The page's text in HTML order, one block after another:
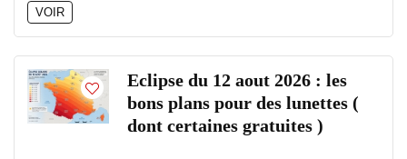
VOIR
Eclipse du 12 aout 2026 : les
bons plans pour des lunettes (
dont certaines gratuites )